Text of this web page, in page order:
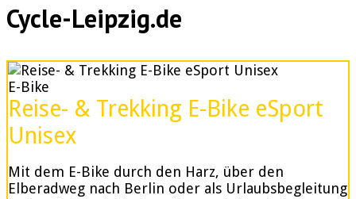
Cycle-Leipzig.de
E-Bike
Reise- & Trekking E-Bike eSport
Unisex
Mit dem E-Bike durch den Harz, über den
Elberadweg nach Berlin oder als Urlaubsbegleitung